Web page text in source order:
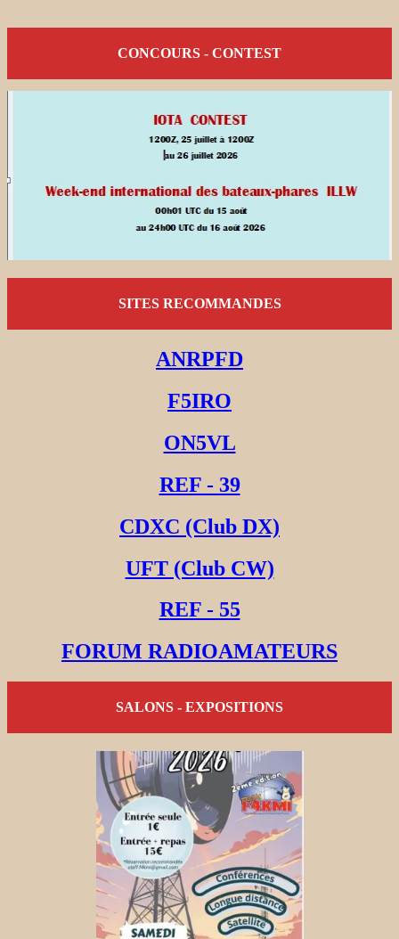
CONCOURS - CONTEST
SITES RECOMMANDES
ANRPFD
F5IRO
ON5VL
REF - 39
CDXC (Club DX)
UFT (Club CW)
REF - 55
FORUM RADIOAMATEURS
SALONS - EXPOSITIONS